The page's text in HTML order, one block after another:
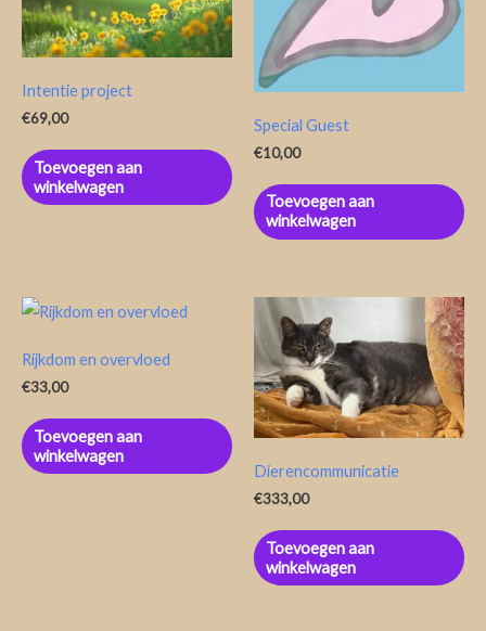
Intentie project
€69,00
Toevoegen aan
winkelwagen
Special Guest
€10,00
Toevoegen aan
winkelwagen
Rijkdom en overvloed
€33,00
Toevoegen aan
winkelwagen
Dierencommunicatie
€333,00
Toevoegen aan
winkelwagen